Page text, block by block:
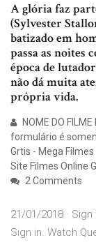
A glória faz
(Sylvester
batizado em
passa as noites
época de
não dá muita
própria vida.
NOME DO
formulário é
Grtis - Mega
Site Filmes Online
2 Comments
21/01/2018 ·
Sign in. Watch